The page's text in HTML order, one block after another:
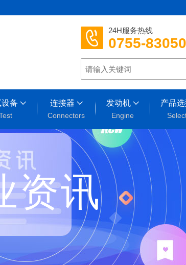
24H服务热线
0755-
备 连接器
Connectors
发动机
Engine
产品
资讯